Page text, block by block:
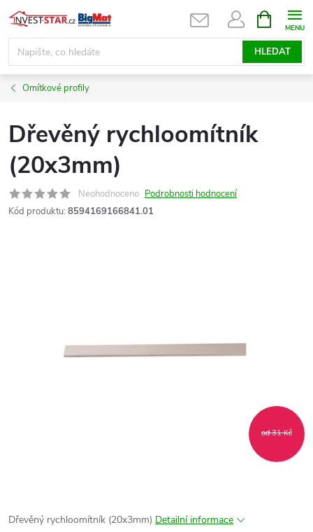
Přejít
na
obsah
HLEDAT
NÁKUPNÍ
KOŠÍK
Omítkové profily
Dřevěný rychloomítník
(20x3mm)
Neohodnoceno Podrobnosti hodnocení
Kód produktu: 8594169166841.01
od 31 Kč
Dřevěný rychloomítník (20x3mm) Detailní informace